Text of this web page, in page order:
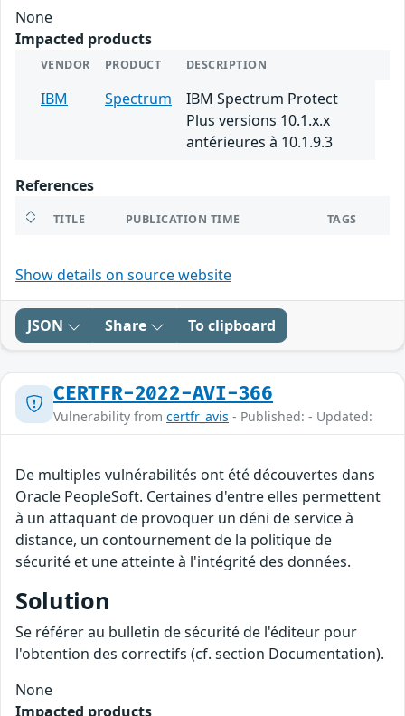
None
Impacted products
VENDOR PRODUCT DESCRIPTION
IBM Spectrum
IBM Spectrum Protect
Plus versions 10.1.x.x
antérieures à 10.1.9.3
References
TITLE PUBLICATION TIME TAGS
Show details on source website
JSON Share To clipboard
CERTFR-2022-AVI-366
Vulnerability from certfr_avis - Published: - Updated:
De multiples vulnérabilités ont été découvertes dans
Oracle PeopleSoft. Certaines d'entre elles permettent
à un attaquant de provoquer un déni de service à
distance, un contournement de la politique de
sécurité et une atteinte à l'intégrité des données.
Solution
Se référer au bulletin de sécurité de l'éditeur pour
l'obtention des correctifs (cf. section Documentation).
None
Impacted products